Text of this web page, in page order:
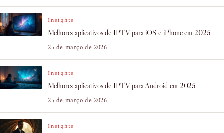
Insights
Melhores aplicativos de IPTV para iOS e iPhone em 2025
25 de março de 2026
Insights
Melhores aplicativos de IPTV para Android em 2025
25 de março de 2026
Insights